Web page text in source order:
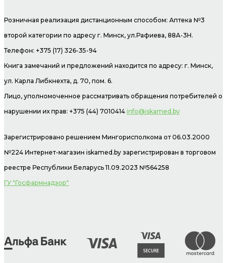
Розничная реализация дистанционным способом: Аптека №3
второй категории по адресу г. Минск, ул.Рафиева, 88А-3Н.
Телефон: +375 (17) 326-35-94
Книга замечаний и предложений находится по адресу: г. Минск,
ул. Карла Либкнехта, д. 70, пом. 6.
Лицо, уполномоченное рассматривать обращения потребителей о
нарушении их прав: +375 (44) 7010414 info@iskamed.by
Зарегистрировано решением Мингорисполкома от 06.03.2000
№224 Интернет-магазин iskamed.by зарегистрирован в торговом
реестре Республики Беларусь 11.09.2023 №564258
ГУ "Госфармнадзор"